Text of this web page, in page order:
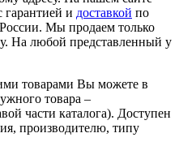
и доставкой по
Мы продаем только
На любой представленный у
товарами Вы можете в
товара –
части каталога). Доступен
производителю, типу